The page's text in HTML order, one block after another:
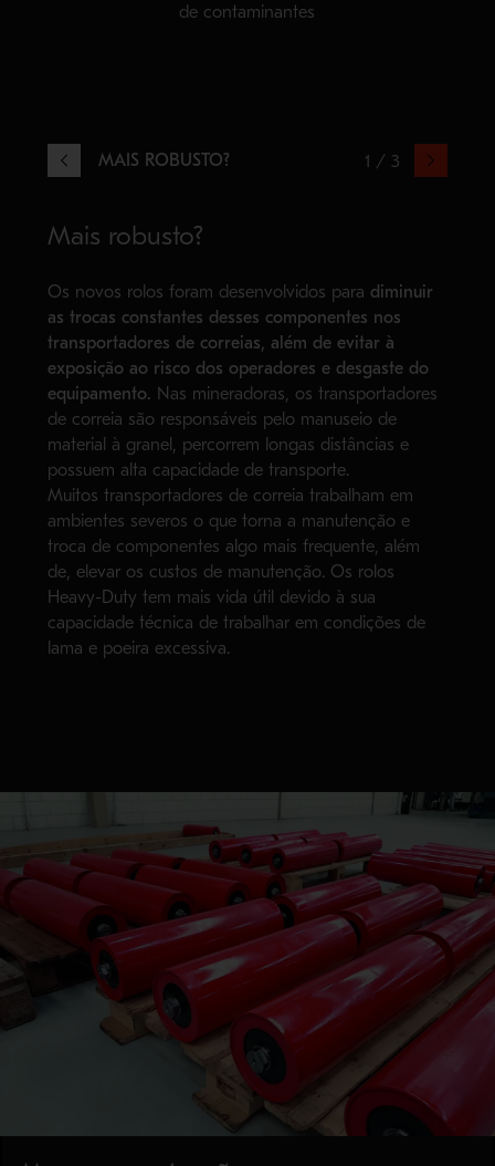
de contaminantes
MAIS ROBUSTO? 1 / 3
Mais robusto?
Os novos rolos foram desenvolvidos para diminuir
as trocas constantes desses componentes nos
transportadores de correias, além de evitar à
exposição ao risco dos operadores e desgaste do
equipamento. Nas mineradoras, os transportadores
de correia são responsáveis pelo manuseio de
material à granel, percorrem longas distâncias e
possuem alta capacidade de transporte.
Muitos transportadores de correia trabalham em
ambientes severos o que torna a manutenção e
troca de componentes algo mais frequente, além
de, elevar os custos de manutenção. Os rolos
Heavy-Duty tem mais vida útil devido à sua
capacidade técnica de trabalhar em condições de
lama e poeira excessiva.